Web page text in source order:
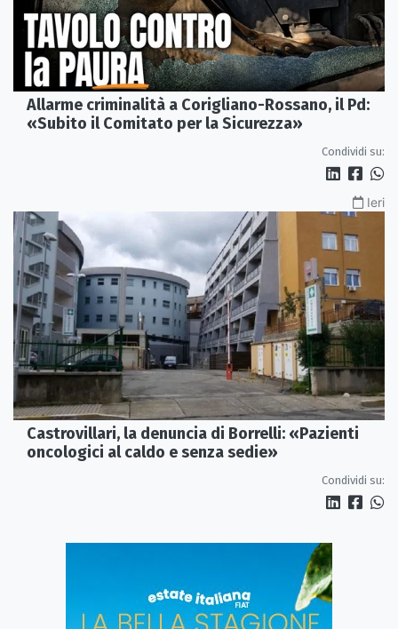
Allarme criminalità a Corigliano-Rossano, il Pd:
«Subito il Comitato per la Sicurezza»
Condividi su:
Ieri
Castrovillari, la denuncia di Borrelli: «Pazienti
oncologici al caldo e senza sedie»
Condividi su: